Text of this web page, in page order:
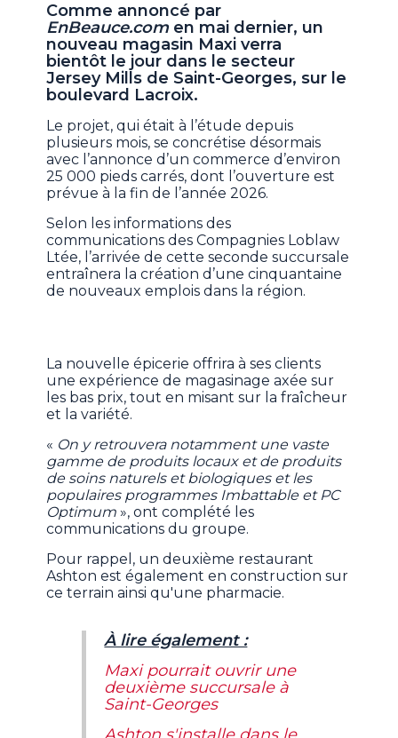
Comme annoncé par
EnBeauce.com en mai dernier, un
nouveau magasin Maxi verra
bientôt le jour dans le secteur
Jersey Mills de Saint-Georges, sur le
boulevard Lacroix.
Le projet, qui était à l’étude depuis
plusieurs mois, se concrétise désormais
avec l’annonce d’un commerce d’environ
25 000 pieds carrés, dont l’ouverture est
prévue à la fin de l’année 2026.
Selon les informations des
communications des Compagnies Loblaw
Ltée, l’arrivée de cette seconde succursale
entraînera la création d’une cinquantaine
de nouveaux emplois dans la région.
La nouvelle épicerie offrira à ses clients
une expérience de magasinage axée sur
les bas prix, tout en misant sur la fraîcheur
et la variété.
« On y retrouvera notamment une vaste
gamme de produits locaux et de produits
de soins naturels et biologiques et les
populaires programmes Imbattable et PC
Optimum», ont complété les
communications du groupe.
Pour rappel, un deuxième restaurant
Ashton est également en construction sur
ce terrain ainsi qu'une pharmacie.
À lire également :
Maxi pourrait ouvrir une
deuxième succursale à
Saint-Georges